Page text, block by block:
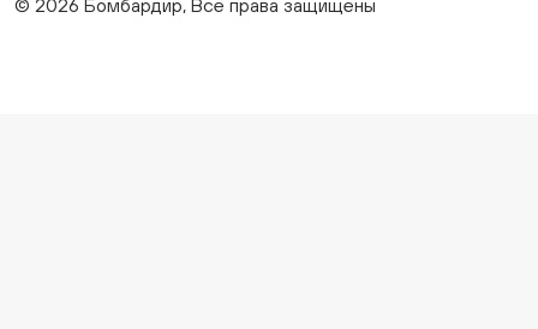
© 2026 Бомбардир, Все права защищены